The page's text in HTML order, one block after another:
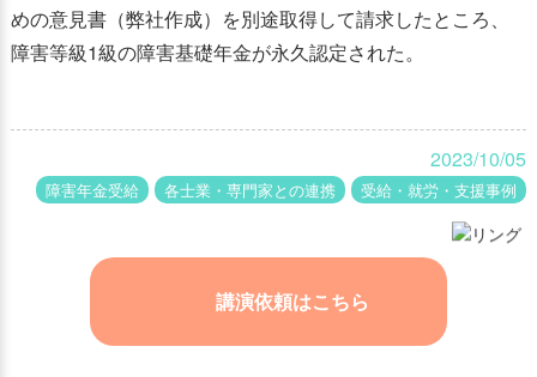
めの意見書（弊社作成）を別途取得して請求したところ、
障害等級1級の障害基礎年金が永久認定された。
2023/10/05
受給・就労・支援事例
各士業・専門家との連携
障害年金受給
講演依頼はこちら